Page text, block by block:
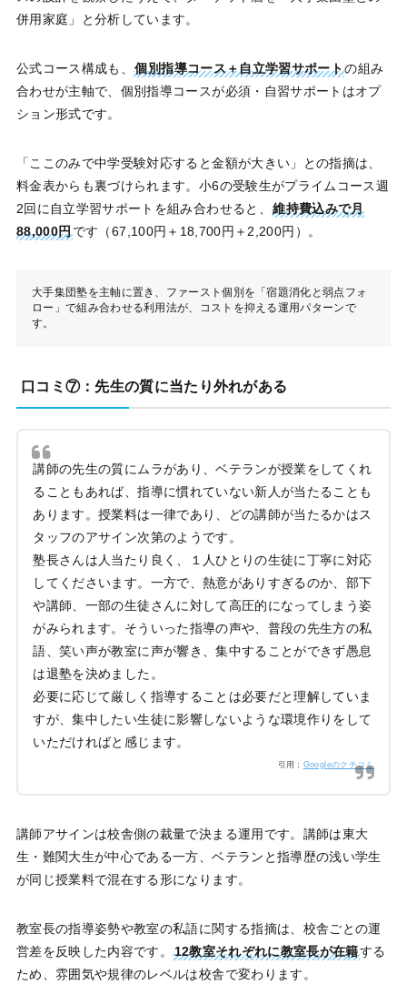
併用家庭」と分析しています。
公式コース構成も、個別指導コース＋自立学習サポートの組み
合わせが主軸で、個別指導コースが必須・自習サポートはオプ
ション形式です。
「ここのみで中学受験対応すると金額が大きい」との指摘は、
料金表からも裏づけられます。小6の受験生がプライムコース週
2回に自立学習サポートを組み合わせると、 維持費込みで月
88,000円です（67,100円＋18,700円＋2,200円）。
大手集団塾を主軸に置き、ファースト個別を「宿題消化と弱点フォ
ロー」で組み合わせる利用法が、コストを抑える運用パターンで
す。
口コミ⑦：先生の質に当たり外れがある
講師の先生の質にムラがあり、ベテランが授業をしてくれ
ることもあれば、指導に慣れていない新人が当たることも
あります。授業料は一律であり、どの講師が当たるかはス
タッフのアサイン次第のようです。
塾長さんは人当たり良く、１人ひとりの生徒に丁寧に対応
してくださいます。一方で、熱意がありすぎるのか、部下
や講師、一部の生徒さんに対して高圧的になってしまう姿
がみられます。そういった指導の声や、普段の先生方の私
語、笑い声が教室に声が響き、集中することができず愚息
は退塾を決めました。
必要に応じて厳しく指導することは必要だと理解していま
すが、集中したい生徒に影響しないような環境作りをして
いただければと感じます。
引用： Googleのクチコミ
講師アサインは校舎側の裁量で決まる運用です。講師は東大
生・難関大生が中心である一方、ベテランと指導歴の浅い学生
が同じ授業料で混在する形になります。
教室長の指導姿勢や教室の私語に関する指摘は、校舎ごとの運
営差を反映した内容です。12教室それぞれに教室長が在籍する
ため、雰囲気や規律のレベルは校舎で変わります。